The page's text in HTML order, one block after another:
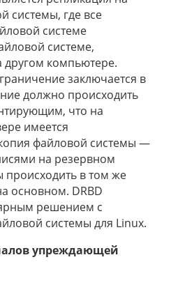
системы, где все
системе
системе,
другом компьютере.
заключается в
должно происходить
что на
имеется
файловой системы —
на резервном
происходить в том же
основном. DRBD
решением с
системы для Linux.
упреждающей